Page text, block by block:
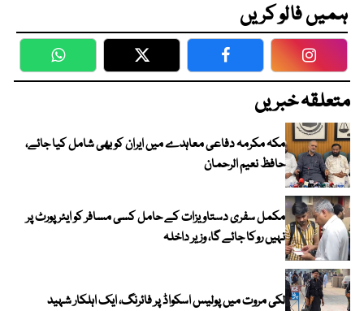
ہمیں فالو کریں
WhatsApp Twitter Facebook
متعلقہ خبریں
مکہ مکرمہ دفاعی معاہدے میں ایران کو بھی شامل کیا جائے،
حافظ نعیم الرحمان
مکمل سفری دستاویزات کے حامل کسی مسافر کو ایئرپورٹ پر
نہیں روکا جائے گا، وزیر داخلہ
لکی مروت میں پولیس اسکواڈ پر فائرنگ، ایک اہلکار شہید